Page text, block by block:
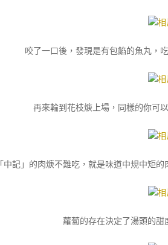
咬了一口後，發現是有包餡的魚丸，
再來輪到花枝焿上場，同樣的你可
「中記」的肉焿不難吃，就是味道中規中矩
蘿蔔的存在決定了湯頭的甜